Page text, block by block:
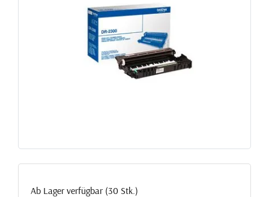
Ab Lager verfügbar (30 Stk.)